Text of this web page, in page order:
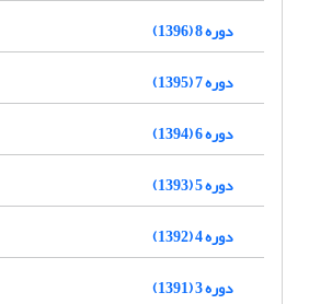
دوره 8 (1396)
دوره 7 (1395)
دوره 6 (1394)
دوره 5 (1393)
دوره 4 (1392)
دوره 3 (1391)